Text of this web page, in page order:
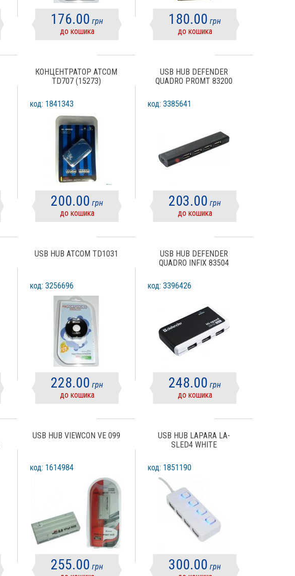
176.00 грн
до кошика
180.00 грн
до кошика
КОНЦЕНТРАТОР ATCOM
TD707 (15273)
код: 1841343
200.00 грн
до кошика
USB HUB DEFENDER
QUADRO PROMT 83200
код: 3385641
203.00 грн
до кошика
USB HUB ATCOM TD1031
код: 3256696
228.00 грн
до кошика
USB HUB DEFENDER
QUADRO INFIX 83504
код: 3396426
248.00 грн
до кошика
USB HUB VIEWCON VE 099
код: 1614984
255.00 грн
USB HUB LAPARA LA-
SLED4 WHITE
код: 1851190
300.00 грн